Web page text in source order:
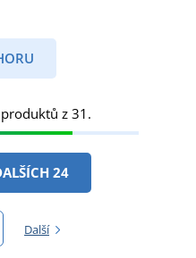
z 31.
24
Další